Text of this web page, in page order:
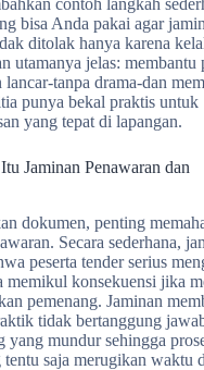
bisa Anda pakai agar
ditolak hanya karena
utamanya jelas: membantu
lancar-tanpa drama-dan
punya bekal praktis untuk
yang tepat di lapangan.
Jaminan Penawaran dan
dokumen, penting
Secara sederhana,
peserta tender serius
memikul konsekuensi jika
pemenang. Jaminan
tidak bertanggung
yang mundur sehingga
saja merugikan waktu